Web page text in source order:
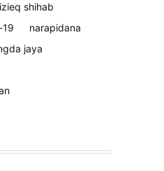
shihab
narapidana
jaya